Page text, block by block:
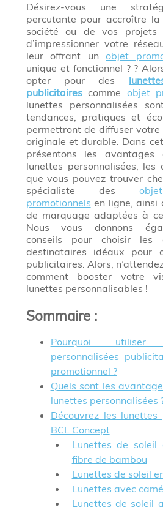
Désirez-vous une
percutante pour accroître
société ou de vos projets
d’impressionner votre
leur offrant unobjet
unique et fonctionnel ? ?
opter pour des
publicitairescomme objet
lunettes personnalisées
tendances, pratiques et
permettront de diffuser
originale et durable. Dans
présentons les avantages
lunettes personnalisées, les
que vous pouvez trouver
spécialiste des
promotionnels en ligne, ainsi
de marquage adaptées à
Nous vous donnons
conseils pour choisir les
destinataires idéaux pour
publicitaires. Alors,
comment booster votre
lunettes personnalisables !
Sommaire:
Pourquoi
personnalisées
promotionnel ?
Quels sont les
lunettes personnalisées
Découvrez les lunettes
BCL Concept
Lunettes de
fibre de bambou
Lunettes de soleil
Lunettes avec
Lunettes de soleil